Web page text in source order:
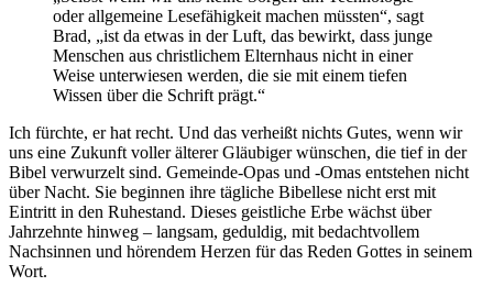
oder allgemeine Lesefähigkeit machen müssten“, sagt
Brad, „ist da etwas in der Luft, das bewirkt, dass junge
Menschen aus christlichem Elternhaus nicht in einer
Weise unterwiesen werden, die sie mit einem tiefen
Wissen über die Schrift prägt.“
Ich fürchte, er hat recht. Und das verheißt nichts Gutes, wenn wir
uns eine Zukunft voller älterer Gläubiger wünschen, die tief in der
Bibel verwurzelt sind. Gemeinde-Opas und -Omas entstehen nicht
über Nacht. Sie beginnen ihre tägliche Bibellese nicht erst mit
Eintritt in den Ruhestand. Dieses geistliche Erbe wächst über
Jahrzehnte hinweg – langsam, geduldig, mit bedachtvollem
Nachsinnen und hörendem Herzen für das Reden Gottes in seinem
Wort.